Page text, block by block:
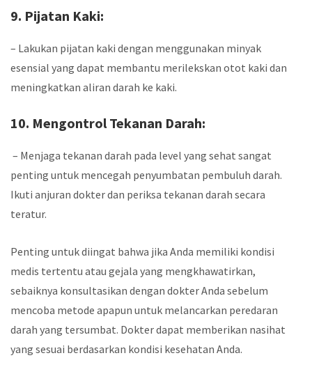
9. Pijatan Kaki:
– Lakukan pijatan kaki dengan menggunakan minyak
esensial yang dapat membantu merilekskan otot kaki dan
meningkatkan aliran darah ke kaki.
10. Mengontrol Tekanan Darah:
– Menjaga tekanan darah pada level yang sehat sangat
penting untuk mencegah penyumbatan pembuluh darah.
Ikuti anjuran dokter dan periksa tekanan darah secara
teratur.
Penting untuk diingat bahwa jika Anda memiliki kondisi
medis tertentu atau gejala yang mengkhawatirkan,
sebaiknya konsultasikan dengan dokter Anda sebelum
mencoba metode apapun untuk melancarkan peredaran
darah yang tersumbat. Dokter dapat memberikan nasihat
yang sesuai berdasarkan kondisi kesehatan Anda.